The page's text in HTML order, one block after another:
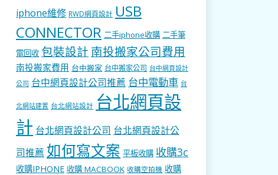
iphone維修 RWD網頁設計 USB
CONNECTOR 二手iphone收購 二手筆
電回收 包裝設計 南投搬家公司費用
南投搬家費用 台中搬家 台中搬家公司 台中網頁設計
公司 台中網頁設計公司推薦 台中電動車 台
北網站建置 台北網站設計 台北網頁設
計 台北網頁設計公司 台北網頁設計公
司推薦 如何寫文案 平板收購 收購3c
收購IPHONE 收購 MACBOOK 收購空拍機 收購